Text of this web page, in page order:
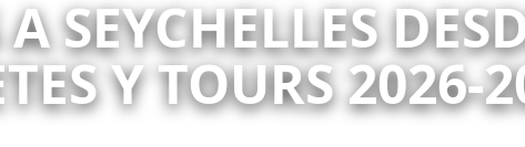
SEYCHELLES
Y TOURS 2026-